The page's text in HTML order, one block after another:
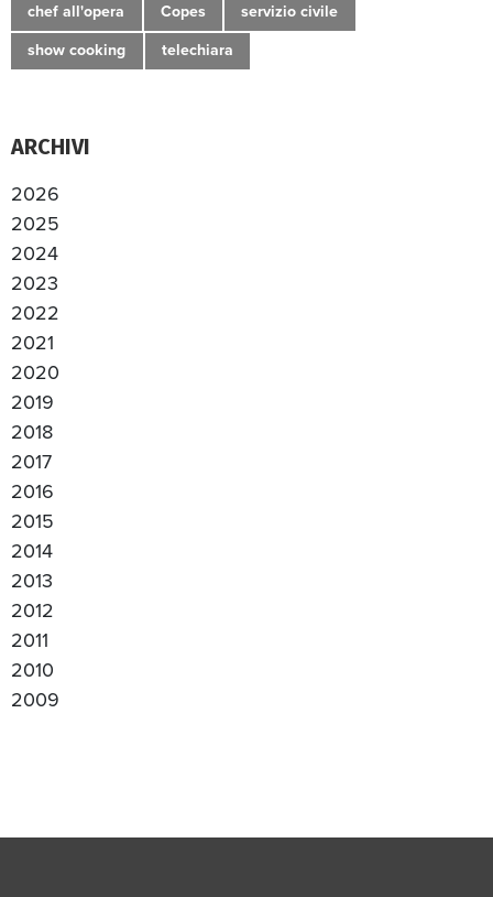
chef all'opera Copes servizio civile
show cooking telechiara
ARCHIVI
2026
2025
2024
2023
2022
2021
2020
2019
2018
2017
2016
2015
2014
2013
2012
2011
2010
2009